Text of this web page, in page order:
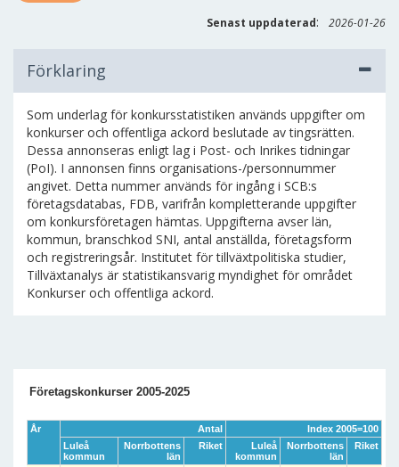
Senast uppdaterad: 2026-01-26
Förklaring
Som underlag för konkursstatistiken används uppgifter om
konkurser och offentliga ackord beslutade av tingsrätten.
Dessa annonseras enligt lag i Post- och Inrikes tidningar
(PoI). I annonsen finns organisations-/personnummer
angivet. Detta nummer används för ingång i SCB:s
företagsdatabas, FDB, varifrån kompletterande uppgifter
om konkursföretagen hämtas. Uppgifterna avser län,
kommun, branschkod SNI, antal anställda, företagsform
och registreringsår. Institutet för tillväxtpolitiska studier,
Tillväxtanalys är statistikansvarig myndighet för området
Konkurser och offentliga ackord.
Företagskonkurser 2005-2025
År Antal
Index 2005=100
Luleå
kommun
Norrbottens
län
Riket
Luleå
kommun
Norrbottens
län
Riket